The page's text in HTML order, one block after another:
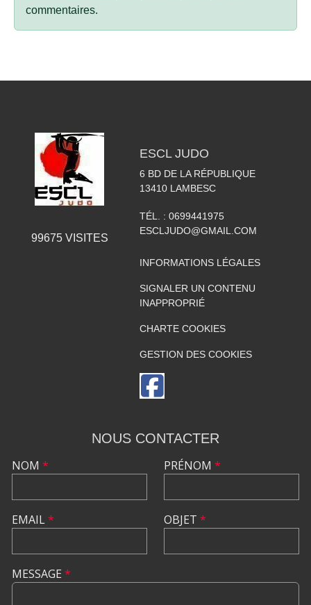
commentaires.
99675VISITES
ESCL JUDO
6 BD DE LA RÉPUBLIQUE
13410 LAMBESC
TÉL. : 0699441975
ESCLJUDO@GMAIL.COM
INFORMATIONS LÉGALES
SIGNALER UN CONTENU
INAPPROPRIÉ
CHARTE COOKIES
GESTION DES COOKIES
NOUS CONTACTER
NOM *
EMAIL*
PRÉNOM *
OBJET *
MESSAGE *